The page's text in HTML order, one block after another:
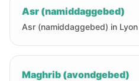
Asr (namiddaggebed)
Asr (namiddaggebed) in
Maghrib (avondgebed)